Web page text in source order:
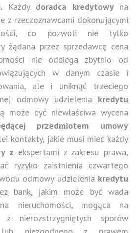
Każdy doradca kredytowy na
z rzeczoznawcami dokonującymi
co pozwoli nie tylko
żądana przez sprzedawcę cena
nie odbiega zbytnio od
w danym czasie i
ale i uniknąć trzeciego
odmowy udzielenia kredytu
może być niewłaściwa wycena
przedmiotem umowy
kontakty, jakie musi mieć każdy
z ekspertami z zakresu prawa,
ryzyko zaistnienia czwartego
odmowy udzielenia kredytu
bank, jakim może być wada
nieruchomości, mogąca na
z nierozstrzygniętych sporów